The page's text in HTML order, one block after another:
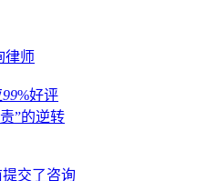
律师
99%好评
”的逆转
交了咨询